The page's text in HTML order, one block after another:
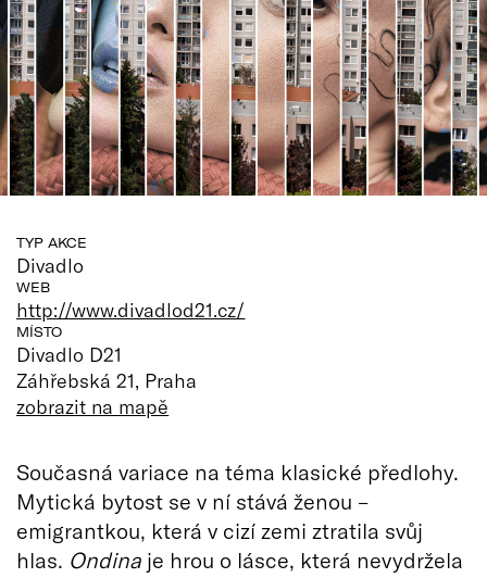
TYP AKCE
Divadlo
WEB
http://www.divadlod21.cz/
MÍSTO
Divadlo D21
Záhřebská 21, Praha
zobrazit na mapě
Současná variace na téma klasické předlohy.
Mytická bytost se v ní stává ženou –
emigrantkou, která v cizí zemi ztratila svůj
hlas. Ondina je hrou o lásce, která nevydržela